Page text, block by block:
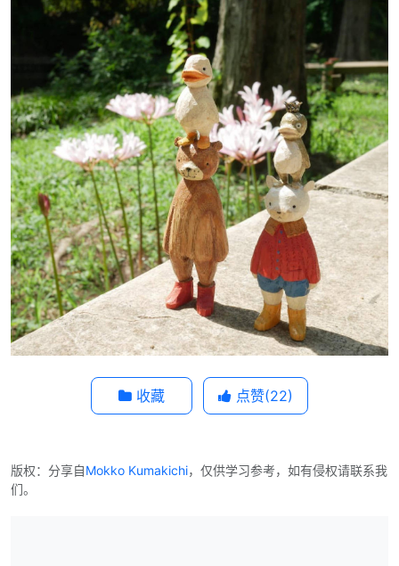
收藏 点赞(22)
版权：分享自Mokko Kumakichi，仅供学习参考，如有侵权请联系我
们。